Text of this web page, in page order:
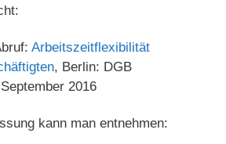
Arbeitszeitflexibilität
, Berlin: DGB
2016
kann man entnehmen: